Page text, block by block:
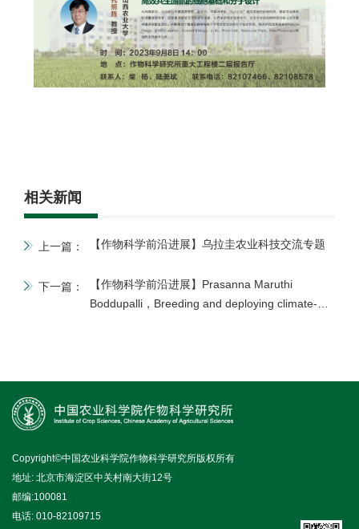
相关新闻
上一篇： 【作物科学前沿进展】乌拉圭农业科技交流专题
下一篇：
【作物科学前沿进展】Prasanna Maruthi
Boddupalli，Breeding and deploying climate-
Copyright©中国农业科学院作物科学研究所版权所有
地址: 北京市海淀区中关村南大街12号
邮编:100081
电话: 010-82109715